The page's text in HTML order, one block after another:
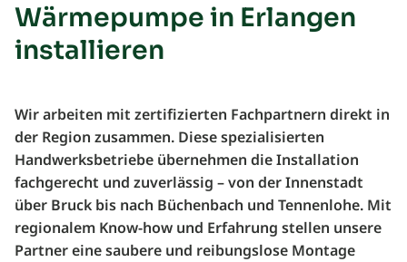
Wärmepumpe in Erlangen
installieren
Wir arbeiten mit zertifizierten Fachpartnern direkt in
der Region zusammen. Diese spezialisierten
Handwerksbetriebe übernehmen die Installation
fachgerecht und zuverlässig – von der Innenstadt
über Bruck bis nach Büchenbach und Tennenlohe. Mit
regionalem Know-how und Erfahrung stellen unsere
Partner eine saubere und reibungslose Montage